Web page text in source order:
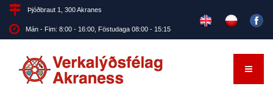
Þjóðbraut 1, 300 Akranes
Mán - Fim: 8:00 - 16:00, Föstudaga 08:00 - 15:15